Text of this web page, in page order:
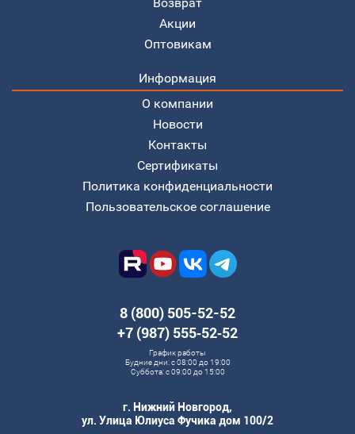
Акции
Оптовикам
Информация
О компании
Новости
Контакты
Сертификаты
Политика конфиденциальности
Пользовательское соглашение
8 (800) 505-52-52
+7 (987) 555‑52‑52
График работы
Будние дни: с 08:00 до 19:00
Суббота: с 09:00 до 15:00
г. Нижний Новгород,
ул. Улица Юлиуса Фучика дом 100/2